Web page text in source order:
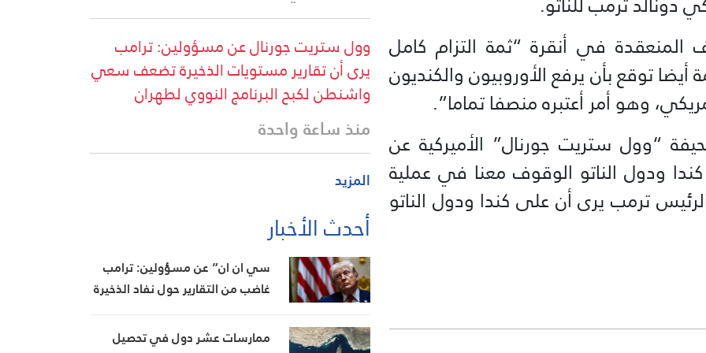
في أنقرة “ثمة التزام كامل
أيضا توقع بأن يرفع الأوروبيون والكنديون
وهو أمر أعتبره منصفا تماما”.
“وول ستريت جورنال” الأميركية عن
ودول الناتو الوقوف معنا في عملية
ترمب يرى أن على كندا ودول الناتو
وول ستريت جورنال عن مسؤولين: ترامب
يرى أن تقارير مستويات الذخيرة تضعف سعي
واشنطن لكبح البرنامج النووي لطهران
منذ ساعة واحدة
المزيد
أحدث الأخبار
سي ان ان” عن مسؤولين: ترامب
غاضب من التقارير حول نفاد الذخيرة
المفاوضات
ممارسات عشر دول في تحصيل